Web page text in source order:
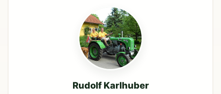
Rudolf Karlhuber